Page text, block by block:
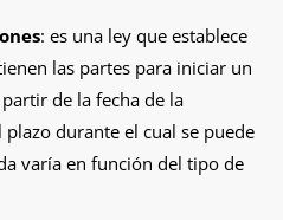
: es una ley que establece
las partes para iniciar un
de la fecha de la
durante el cual se puede
varía en función del tipo de